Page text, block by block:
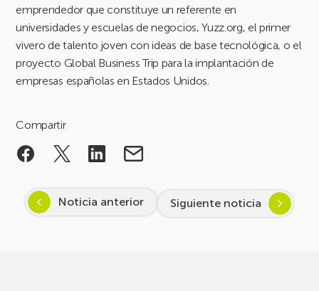
emprendedor que constituye un referente en
universidades y escuelas de negocios, Yuzz.org, el primer
vivero de talento joven con ideas de base tecnológica, o el
proyecto Global Business Trip para la implantación de
empresas españolas en Estados Unidos.
Compartir
Noticia anterior Siguiente noticia